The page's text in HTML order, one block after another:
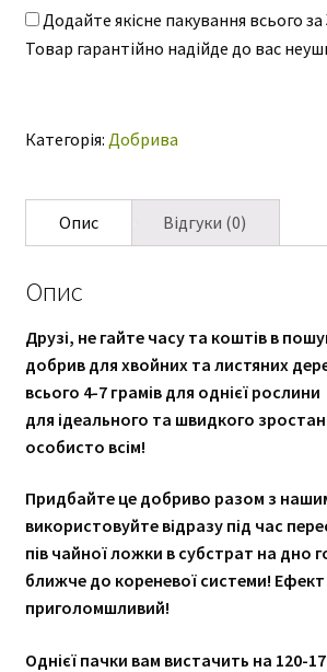
добриво
для
культур
дією
місяців.
500
грам.
кількість
Додайте якісне пакування всього за
Категорія: Добрива
Опис Відгуки (0)
Опис
Друзі, не гайте часу та коштів в
добрив для хвойних та листяних
всього 4-7 грамів для однієї рослини
для ідеального та швидкого
особисто всім!
Придбайте це добриво разом з
використовуйте відразу під час
пів чайної ложки в субстрат на дно
ближче до кореневої системи! Ефект
приголомшливий!
Однієї пачки вам вистачить на 120-